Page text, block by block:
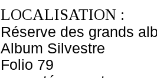
LOCALISATION :
Réserve des grands
Album Silvestre
Folio 79